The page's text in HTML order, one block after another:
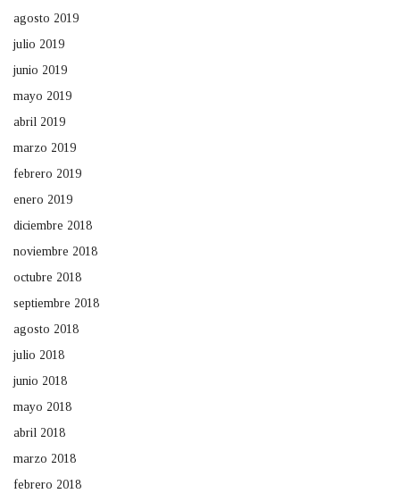
agosto 2019
julio 2019
junio 2019
mayo 2019
abril 2019
marzo 2019
febrero 2019
enero 2019
diciembre 2018
noviembre 2018
octubre 2018
septiembre 2018
agosto 2018
julio 2018
junio 2018
mayo 2018
abril 2018
marzo 2018
febrero 2018